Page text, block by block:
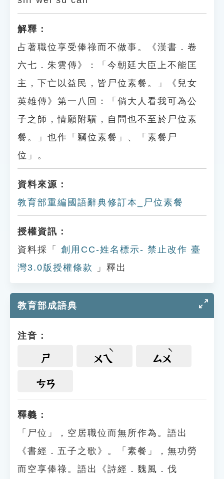
解釋：
占著職位享受俸祿而不做事。《漢書．卷
六七．朱雲傳》：「今朝廷大臣上不能匡
主，下亡以益民，皆尸位素餐。」《兒女
英雄傳》第一八回：「倘大人看我可為公
子之師，情願附驥，自問也不至於尸位素
餐。」也作「竊位素餐」、「素餐尸
位」。
資料來源：
教育部重編國語辭典修訂本_尸位素餐
授權資訊：
資料採「
創用CC-姓名標示- 禁止改作 臺
灣3.0版授權條款
」釋出
教育部成語典
注音：
ㄕ ㄨㄟ ㄙㄨ
ㄘㄢ
釋義：
「尸位」，空居職位而無所作為。語出
《書經．五子之歌》。「素餐」，無功勞
而空享俸祿。語出《詩經．魏風．伐